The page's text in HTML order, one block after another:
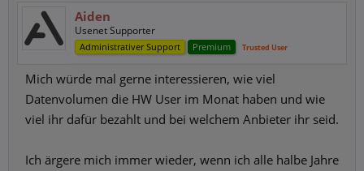
Aiden
Usenet Supporter
Administrativer Support Premium Trusted User
Mich würde mal gerne interessieren, wie viel
Datenvolumen die HW User im Monat haben und wie
viel ihr dafür bezahlt und bei welchem Anbieter ihr seid.
Ich ärgere mich immer wieder, wenn ich alle halbe Jahre